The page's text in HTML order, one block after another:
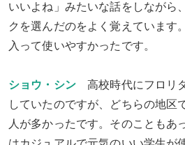
いいよね」みたいな話をしながら
クを選んだのをよく覚えています
入って使いやすかったです。
ショウ・シン高校時代にフロリ
していたのですが、どちらの地区
人が多かったです。そのこともあ